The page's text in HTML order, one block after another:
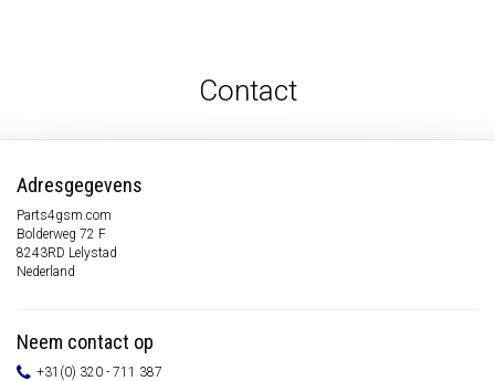
Contact
Adresgegevens
Parts4gsm.com
Bolderweg 72 F
8243RD Lelystad
Nederland
Neem contact op
+31(0) 320 - 711 387